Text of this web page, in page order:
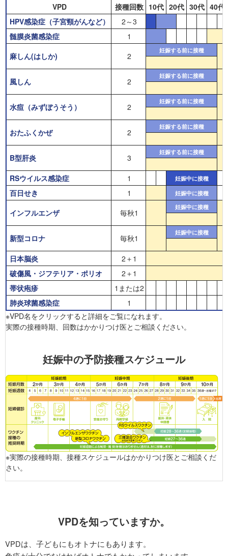
VPD
接種回数 10代 20代 30代 40代
HPV感染症（子宮頸がんなど）
2～3
髄膜炎菌感染症
1
麻しん(はしか)
2
妊娠する前に接種
風しん 2
妊娠する前に接種
水痘（みずぼうそう） 2
妊娠する前に接種
おたふくかぜ 2
妊娠する前に接種
B型肝炎 3
妊娠する前に接種
RSウイルス感染症 1 妊娠中に接種
百日せき 1 妊娠中に接種
インフルエンザ 毎秋1
妊娠中に接種
新型コロナ 毎秋1
妊娠中に接種
日本脳炎
2＋1
破傷風・ジフテリア・ポリオ
2＋1
帯状疱疹
1または2
肺炎球菌感染症
1
※VPD名をクリックすると詳細をご覧になれます。
実際の接種時期、回数はかかりつけ医とご相談ください。
妊娠中の予防接種スケジュール
※実際の接種時期、接種スケジュールはかかりつけ医とご相談くだ
さい。
VPDを知っていますか。
VPDは、子どもにもオトナにもあります。